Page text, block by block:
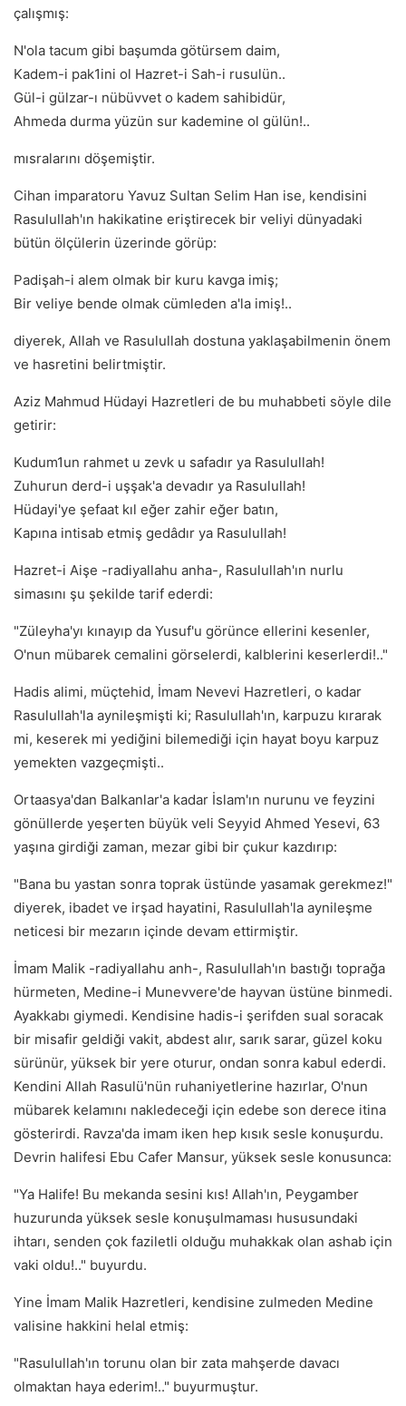
çalışmış:
N'ola tacum gibi başumda götürsem daim,
Kadem-i pak1ini ol Hazret-i Sah-i rusulün..
Gül-i gülzar-ı nübüvvet o kadem sahibidür,
Ahmeda durma yüzün sur kademine ol gülün!..
mısralarını döşemiştir.
Cihan imparatoru Yavuz Sultan Selim Han ise, kendisini
Rasulullah'ın hakikatine eriştirecek bir veliyi dünyadaki
bütün ölçülerin üzerinde görüp:
Padişah-i alem olmak bir kuru kavga imiş;
Bir veliye bende olmak cümleden a'la imiş!..
diyerek, Allah ve Rasulullah dostuna yaklaşabilmenin önem
ve hasretini belirtmiştir.
Aziz Mahmud Hüdayi Hazretleri de bu muhabbeti söyle dile
getirir:
Kudum1un rahmet u zevk u safadır ya Rasulullah!
Zuhurun derd-i uşşak'a devadır ya Rasulullah!
Hüdayi'ye şefaat kıl eğer zahir eğer batın,
Kapına intisab etmiş gedâdır ya Rasulullah!
Hazret-i Aişe -radiyallahu anha-, Rasulullah'ın nurlu
simasını şu şekilde tarif ederdi:
"Züleyha'yı kınayıp da Yusuf'u görünce ellerini kesenler,
O'nun mübarek cemalini görselerdi, kalblerini keserlerdi!.."
Hadis alimi, müçtehid, İmam Nevevi Hazretleri, o kadar
Rasulullah'la aynileşmişti ki; Rasulullah'ın, karpuzu kırarak
mi, keserek mi yediğini bilemediği için hayat boyu karpuz
yemekten vazgeçmişti..
Ortaasya'dan Balkanlar'a kadar İslam'ın nurunu ve feyzini
gönüllerde yeşerten büyük veli Seyyid Ahmed Yesevi, 63
yaşına girdiği zaman, mezar gibi bir çukur kazdırıp:
"Bana bu yastan sonra toprak üstünde yasamak gerekmez!"
diyerek, ibadet ve irşad hayatini, Rasulullah'la aynileşme
neticesi bir mezarın içinde devam ettirmiştir.
İmam Malik -radiyallahu anh-, Rasulullah'ın bastığı toprağa
hürmeten, Medine-i Munevvere'de hayvan üstüne binmedi.
Ayakkabı giymedi. Kendisine hadis-i şerifden sual soracak
bir misafir geldiği vakit, abdest alır, sarık sarar, güzel koku
sürünür, yüksek bir yere oturur, ondan sonra kabul ederdi.
Kendini Allah Rasulü'nün ruhaniyetlerine hazırlar, O'nun
mübarek kelamını nakledeceği için edebe son derece itina
gösterirdi. Ravza'da imam iken hep kısık sesle konuşurdu.
Devrin halifesi Ebu Cafer Mansur, yüksek sesle konusunca:
"Ya Halife! Bu mekanda sesini kıs! Allah'ın, Peygamber
huzurunda yüksek sesle konuşulmaması hususundaki
ihtarı, senden çok faziletli olduğu muhakkak olan ashab için
vaki oldu!.." buyurdu.
Yine İmam Malik Hazretleri, kendisine zulmeden Medine
valisine hakkini helal etmiş:
"Rasulullah'ın torunu olan bir zata mahşerde davacı
olmaktan haya ederim!.." buyurmuştur.